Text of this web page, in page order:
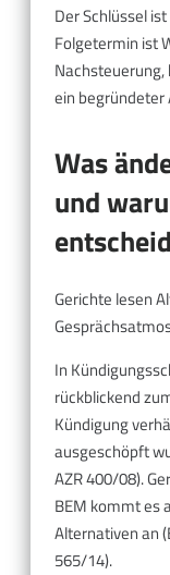
Der Schlüssel
Folgetermin ist
ein
Was
und
Gerichte lesen
In
rückblickend
Kündigung
ausgeschöpft
AZR 400/08).
BEM kommt es
Alternativen an
565/14).